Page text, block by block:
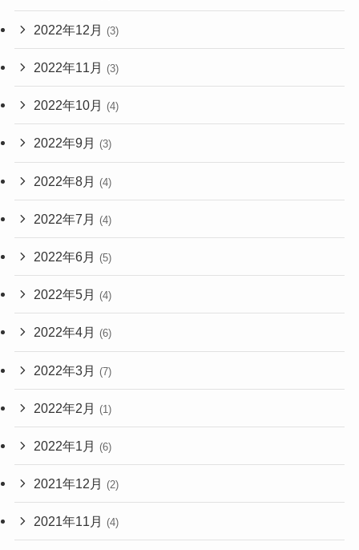
2022年12月 (3)
2022年11月 (3)
2022年10月 (4)
2022年9月 (3)
2022年8月 (4)
2022年7月 (4)
2022年6月 (5)
2022年5月 (4)
2022年4月 (6)
2022年3月 (7)
2022年2月 (1)
2022年1月 (6)
2021年12月 (2)
2021年11月 (4)